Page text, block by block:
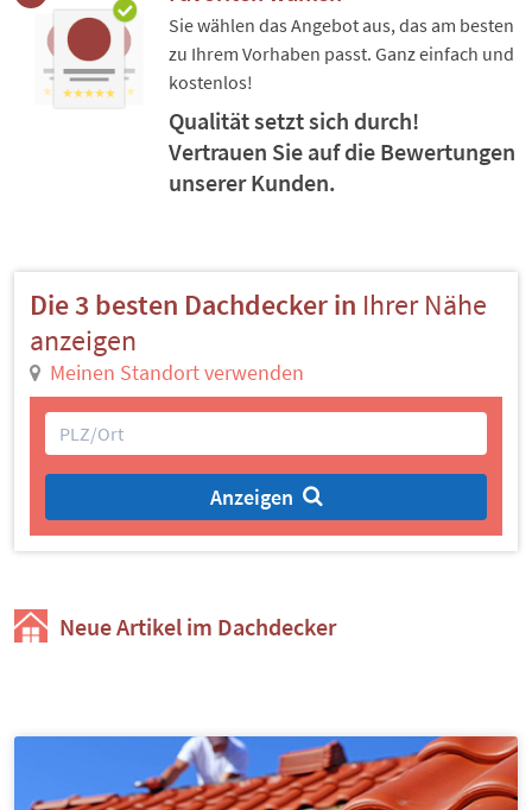
Sie wählen das Angebot aus, das am besten
zu Ihrem Vorhaben passt. Ganz einfach und
kostenlos!
Qualität setzt sich durch!
Vertrauen Sie auf die Bewertungen
unserer Kunden.
Die 3 besten Dachdecker in Ihrer Nähe
anzeigen
Meinen Standort verwenden
Anzeigen
Neue Artikel im Dachdecker